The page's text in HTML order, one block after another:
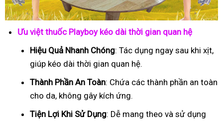
Ưu việt thuốc Playboy kéo dài thời gian quan hệ
Hiệu Quả Nhanh Chóng: Tác dụng ngay sau khi xịt,
giúp kéo dài thời gian quan hệ.
Thành Phần An Toàn: Chứa các thành phần an toàn
cho da, không gây kích ứng.
Tiện Lợi Khi Sử Dụng: Dễ mang theo và sử dụng